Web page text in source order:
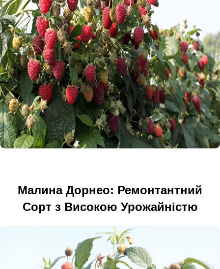
Малина Дорнео: Ремонтантний
Сорт з Високою Урожайністю